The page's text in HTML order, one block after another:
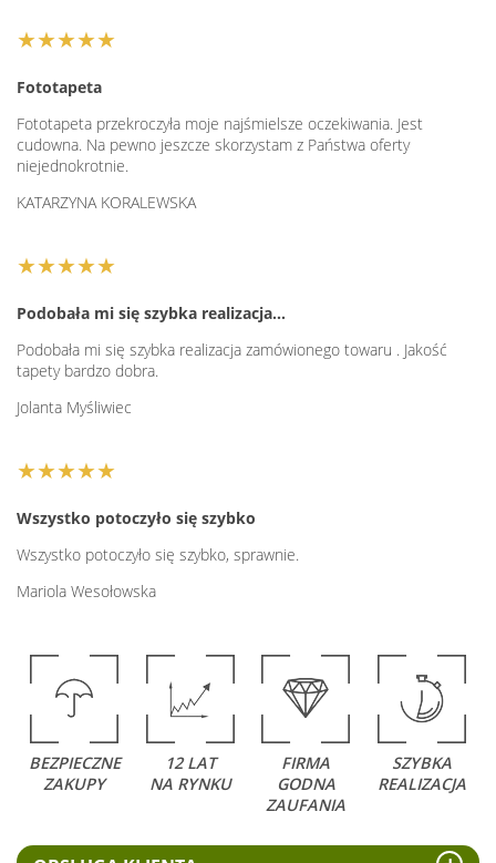
★★★★★
Fototapeta
Fototapeta przekroczyła moje najśmielsze oczekiwania. Jest
cudowna. Na pewno jeszcze skorzystam z Państwa oferty
niejednokrotnie.
KATARZYNA KORALEWSKA
★★★★★
Podobała mi się szybka realizacja…
Podobała mi się szybka realizacja zamówionego towaru . Jakość
tapety bardzo dobra.
Jolanta Myśliwiec
★★★★★
Wszystko potoczyło się szybko
Wszystko potoczyło się szybko, sprawnie.
Mariola Wesołowska
BEZPIECZNE
ZAKUPY
12 LAT
NA RYNKU
FIRMA
GODNA
ZAUFANIA
SZYBKA
REALIZACJA